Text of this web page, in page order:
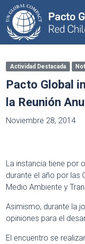
Actividad Destacada
Pacto Global
la Reunión
Noviembre 28, 2014
La instancia tiene por
durante el año por las
Medio Ambiente y
Asimismo, durante la
opiniones para el
El encuentro se